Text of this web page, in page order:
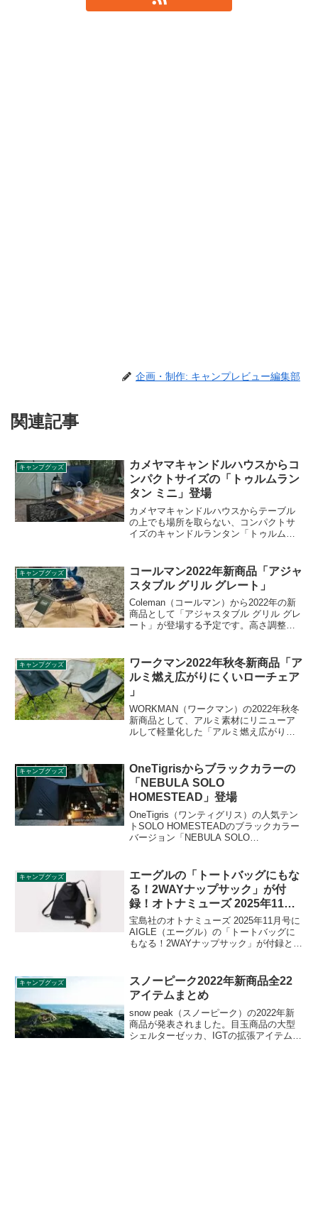
企画・制作: キャンプレビュー編集部
関連記事
キャンプグッズ
カメヤマキャンドルハウスからコ
ンパクトサイズの「トゥルムラン
タン ミニ」登場
カメヤマキャンドルハウスからテーブル
の上でも場所を取らない、コンパクトサ
イズのキャンドルランタン「トゥルムラ
です。詳細をレビューします。
キャンプグッズ
コールマン2022年新商品「アジャ
スタブル グリル グレート」
Coleman（コールマン）から2022年の新
商品として「アジャスタブル グリル グレ
ート」が登場する予定です。高さ調整が
す。詳細をレビューします。
キャンプグッズ
ワークマン2022年秋冬新商品「ア
ルミ燃え広がりにくいローチェア
」
WORKMAN（ワークマン）の2022年秋冬
新商品として、アルミ素材にリニューア
ルして軽量化した「アルミ燃え広がりに
1.3kgに軽量化しています。2022年10月中
旬〜店舗限定で発売予定です。詳細をレ
ビューします。
キャンプグッズ
OneTigrisからブラックカラーの
「NEBULA SOLO
HOMESTEAD」登場
OneTigris（ワンティグリス）の人気テン
トSOLO HOMESTEADのブラックカラー
バージョン「NEBULA SOLO
にくいシルナイロン製です。詳細をレビ
ューします。
キャンプグッズ
エーグルの「トートバッグにもな
る！2WAYナップサック」が付
録！オトナミューズ 2025年11月
号
宝島社のオトナミューズ 2025年11月号に
AIGLE（エーグル）の「トートバッグに
もなる！2WAYナップサック」が付録とし
能性バッグで、ストラップを調節するだ
けで一瞬でスタイルを変えられます。詳
細をレビューします。
キャンプグッズ
スノーピーク2022年新商品全22
アイテムまとめ
snow peak（スノーピーク）の2022年新
商品が発表されました。目玉商品の大型
シェルターゼッカ、IGTの拡張アイテム、